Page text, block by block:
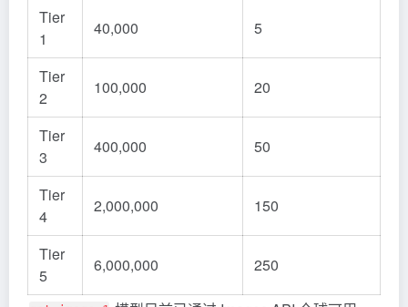
Tier
1
40,000 5
Tier
2
100,000 20
Tier
3
400,000 50
Tier
4
2,000,000 150
Tier
5
6,000,000 250